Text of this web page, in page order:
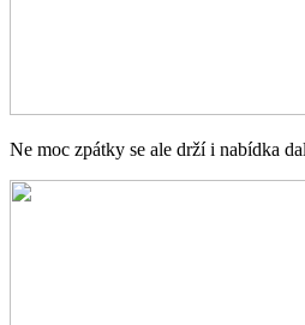
Ne moc zpátky se ale drží i nabídka